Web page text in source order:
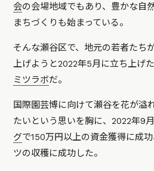
会の会場地域でもあり、豊かな自
まちづくりも始まっている。
そんな瀬谷区で、地元の若者たち
上げようと2022年5月に立ち上げた
ミツラボだ。
国際園芸博に向けて瀬谷を花が溢
たいという思いを胸に、2022年9
グで150万円以上の資金獲得に成
ツの収穫に成功した。